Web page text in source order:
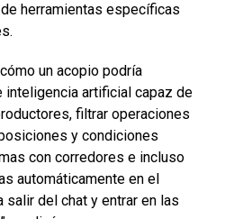
herramientas específicas
un acopio podría
inteligencia artificial capaz de
filtrar operaciones
y condiciones
con corredores e incluso
automáticamente en el
salir del chat y entrar en las